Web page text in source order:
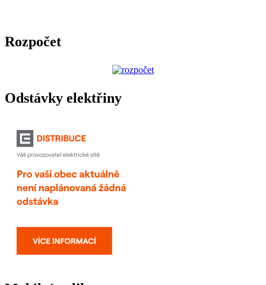
Rozpočet
Odstávky elektřiny